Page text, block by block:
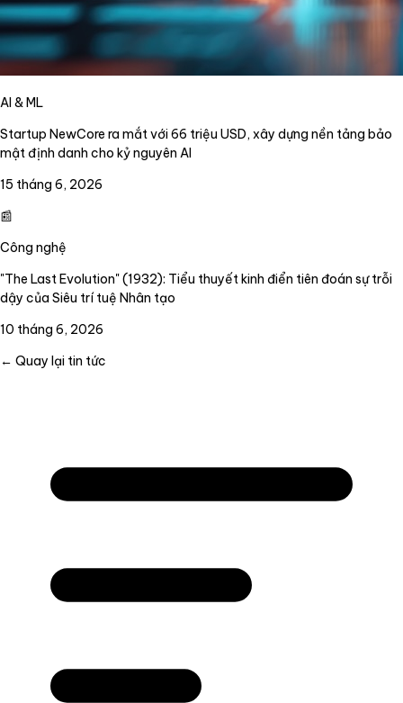
AI & ML
Startup NewCore ra mắt với 66 triệu USD, xây dựng nền tảng bảo
mật định danh cho kỷ nguyên AI
15 tháng 6, 2026
📰
Công nghệ
"The Last Evolution" (1932): Tiểu thuyết kinh điển tiên đoán sự trỗi
dậy của Siêu trí tuệ Nhân tạo
10 tháng 6, 2026
← Quay lại tin tức